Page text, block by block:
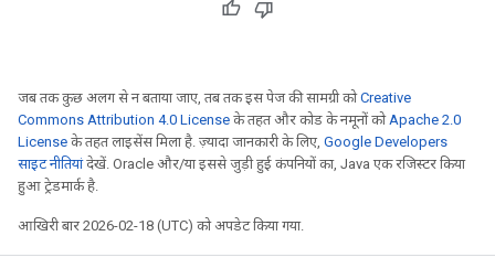
जब तक कुछ अलग से न बताया जाए, तब तक इस पेज की सामग्री कोCreative
Commons Attribution 4.0 License के तहत और कोड के नमूनों कोApache 2.0
License के तहत लाइसेंस मिला है. ज़्यादा जानकारी के लिए, Google Developers
साइट नीतियांदेखें. Oracle और/या इससे जुड़ी हुई कंपनियों का, Java एक रजिस्टर किया
हुआ ट्रेडमार्क है.
आखिरी बार 2026-02-18 (UTC) को अपडेट किया गया.